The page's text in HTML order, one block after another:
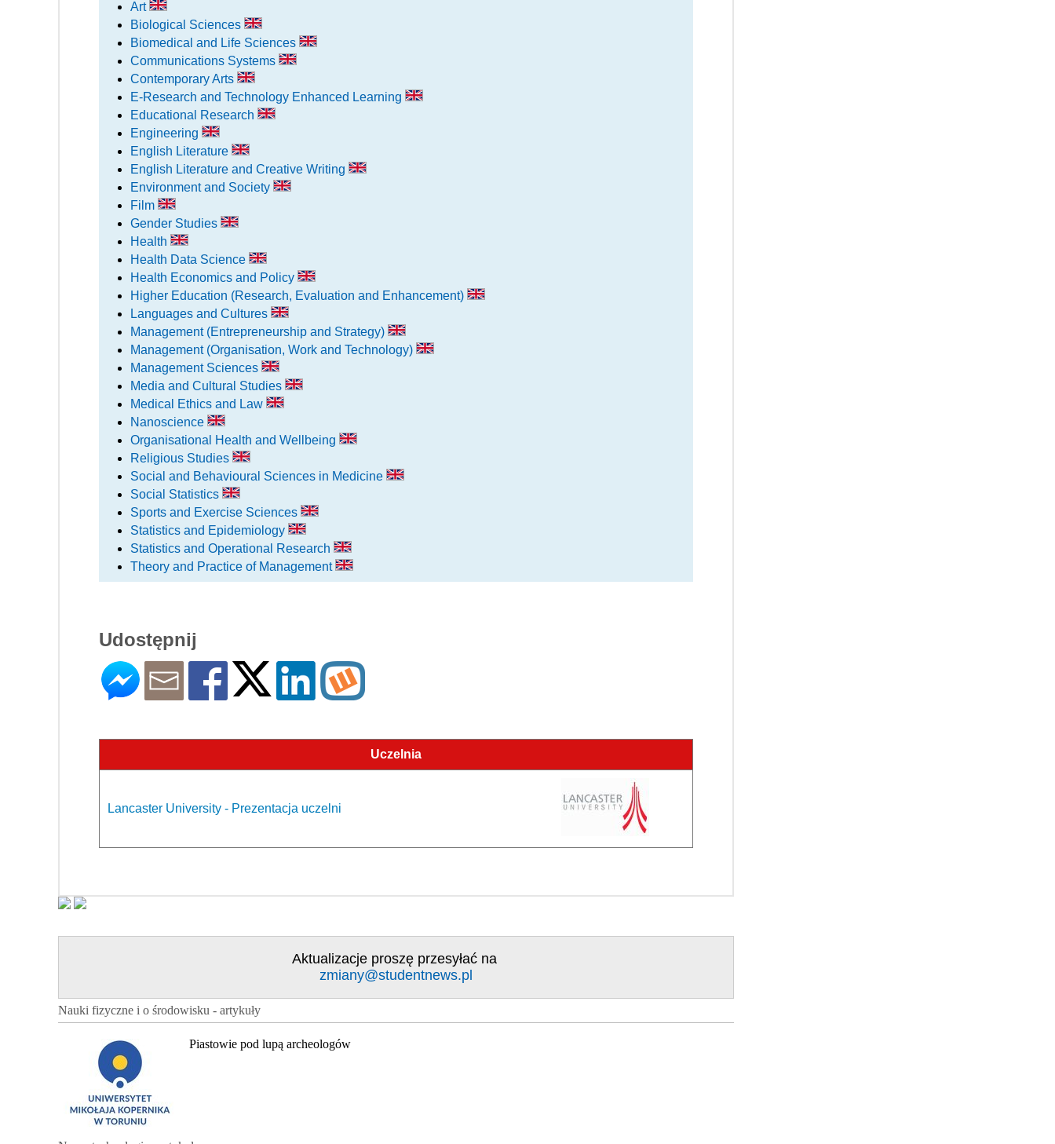
Art
Biological Sciences
Biomedical and Life Sciences
Communications Systems
Contemporary Arts
E-Research and Technology Enhanced Learning
Educational Research
Engineering
English Literature
English Literature and Creative Writing
Environment and Society
Film
Gender Studies
Health
Health Data Science
Health Economics and Policy
Higher Education (Research, Evaluation and Enhancement)
Languages and Cultures
Management (Entrepreneurship and Strategy)
Management (Organisation, Work and Technology)
Management Sciences
Media and Cultural Studies
Medical Ethics and Law
Nanoscience
Organisational Health and Wellbeing
Religious Studies
Social and Behavioural Sciences in Medicine
Social Statistics
Sports and Exercise Sciences
Statistics and Epidemiology
Statistics and Operational Research
Theory and Practice of Management
Udostępnij
Uczelnia
Lancaster University - Prezentacja uczelni
Aktualizacje proszę przesyłać na
zmiany@studentnews.pl
Nauki fizyczne i o środowisku - artykuły
Piastowie pod lupą archeologów